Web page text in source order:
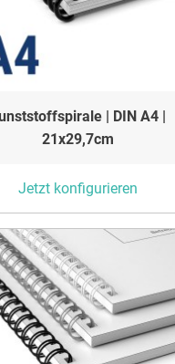
| DIN A4 |
21x29,7cm
Jetzt konfigurieren